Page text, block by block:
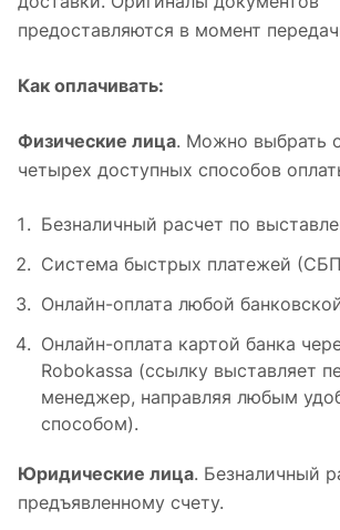
предоставляются в момент
Как оплачивать:
Физические лица. Можно выбрать
четырех доступных способов
Безналичный расчет по
Система быстрых платежей
Онлайн-оплата любой
Онлайн-оплата картой банка
Robokassa (ссылку выставляет
менеджер, направляя любым
способом).
Юридические лица. Безналичный
предъявленному счету.